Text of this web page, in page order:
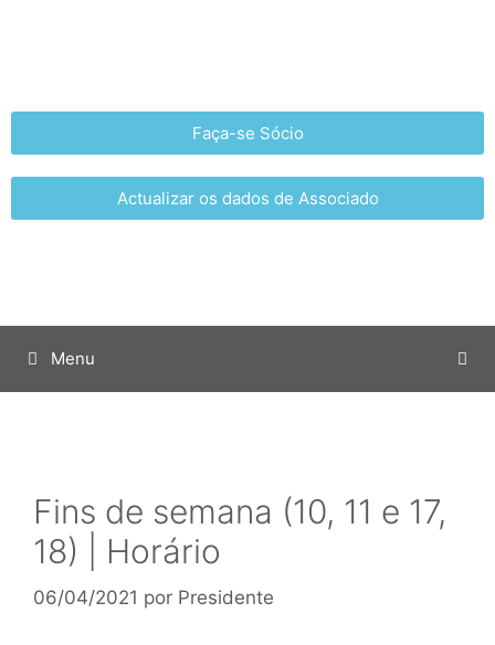
Faça-se Sócio
Actualizar os dados de Associado
Menu
Fins de semana (10, 11 e 17,
18) | Horário
06/04/2021 por Presidente